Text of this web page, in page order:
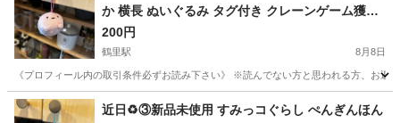
か 横長 ぬいぐるみ タグ付き クレーンゲーム獲得
品❁¨̮
200円
鶴里駅 8月8日
《プロフィール内の取引条件必ずお読み下さい》 ※読んでない方と思われる方、お
愛知 名古屋市 鶴里駅 その他 すみっコぐらし
近日♻️③新品未使用 すみっコぐらし ぺんぎんほん